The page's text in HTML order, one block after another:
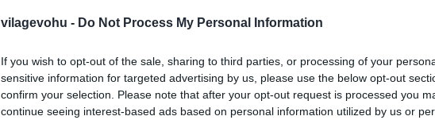
vilagevohu - Do Not Process My Personal Information
If you wish to opt-out of the sale, sharing to third parties, or processing of your
sensitive information for targeted advertising by us, please use the below opt-out
confirm your selection. Please note that after your opt-out request is processed you
continue seeing interest-based ads based on personal information utilized by us or